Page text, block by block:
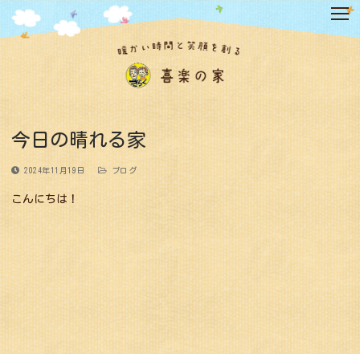
テ
ン
ツ
へ
ス
キ
ッ
プ
今日の晴れる家
2024年11月19日 ブログ
こんにちは！